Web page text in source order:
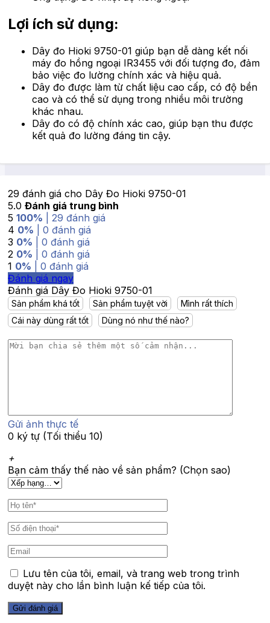
Lợi ích sử dụng:
Dây đo Hioki 9750-01 giúp bạn dễ dàng kết nối
máy đo hồng ngoại IR3455 với đối tượng đo, đảm
bảo việc đo lường chính xác và hiệu quả.
Dây đo được làm từ chất liệu cao cấp, có độ bền
cao và có thể sử dụng trong nhiều môi trường
khác nhau.
Dây đo có độ chính xác cao, giúp bạn thu được
kết quả đo lường đáng tin cậy.
29 đánh giá cho Dây Đo Hioki 9750-01
5.0 Đánh giá trung bình
5 100% | 29 đánh giá
4 0% | 0 đánh giá
3 0% | 0 đánh giá
2 0% | 0 đánh giá
1 0% | 0 đánh giá
Đánh giá ngay
Đánh giá Dây Đo Hioki 9750-01
Sản phẩm khá tốt Sản phẩm tuyệt vời
Mình rất thích
Cái này dùng rất tốt
Dùng nó như thế nào?
Gửi ảnh thực tế
0 ký tự (Tối thiểu 10)
+
Bạn cảm thấy thế nào về sản phẩm? (Chọn sao)
Lưu tên của tôi, email, và trang web trong trình
duyệt này cho lần bình luận kế tiếp của tôi.